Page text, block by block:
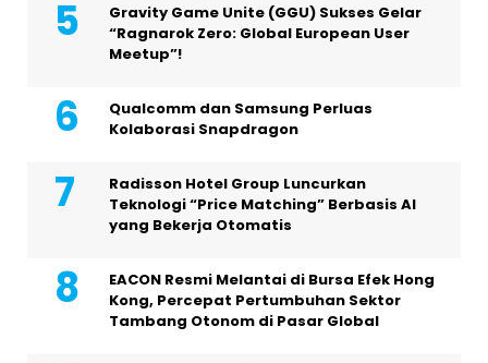
Gravity Game Unite (GGU) Sukses Gelar
“Ragnarok Zero: Global European User
Meetup”!
Qualcomm dan Samsung Perluas
Kolaborasi Snapdragon
Radisson Hotel Group Luncurkan
Teknologi “Price Matching” Berbasis AI
yang Bekerja Otomatis
EACON Resmi Melantai di Bursa Efek Hong
Kong, Percepat Pertumbuhan Sektor
Tambang Otonom di Pasar Global